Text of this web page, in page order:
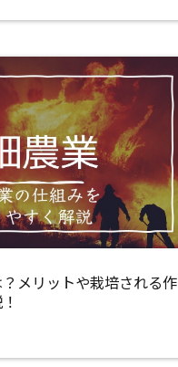
メリットや栽培される作